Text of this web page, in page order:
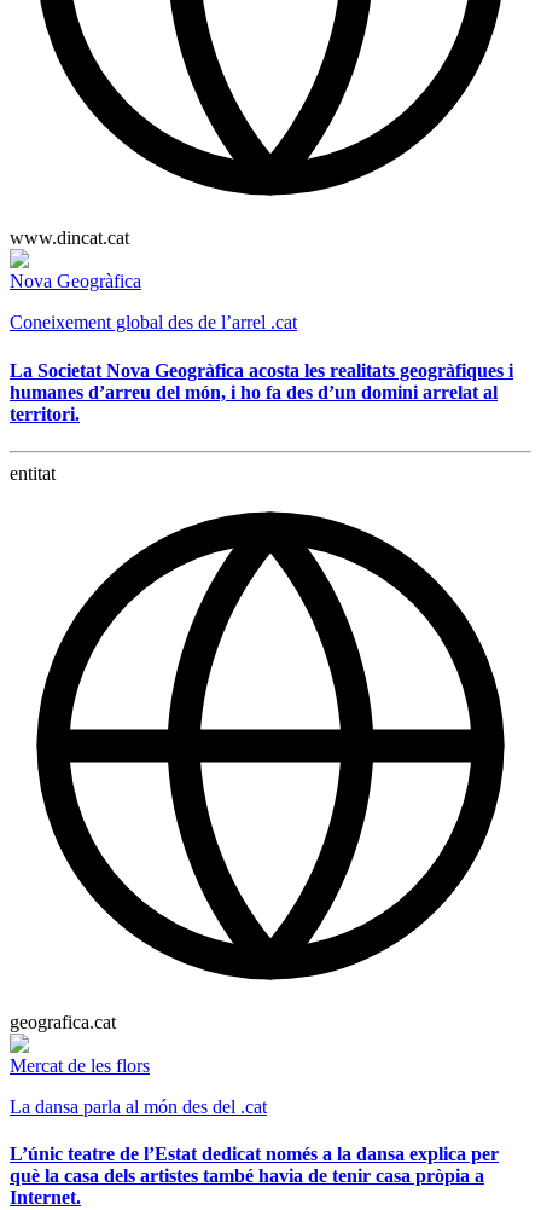
www.dincat.cat
Nova Geogràfica
Coneixement global des de l’arrel .cat
La Societat Nova Geogràfica acosta les realitats geogràfiques i
humanes d’arreu del món, i ho fa des d’un domini arrelat al
territori.
entitat
geografica.cat
Mercat de les flors
La dansa parla al món des del .cat
L’únic teatre de l’Estat dedicat només a la dansa explica per
què la casa dels artistes també havia de tenir casa pròpia a
Internet.